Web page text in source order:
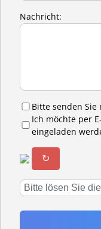
Nachricht:
Bitte senden
Ich möchte per
eingeladen
↻